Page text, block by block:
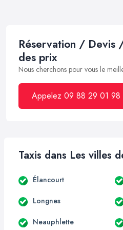
Réservation / Devis
des prix
Nous cherchons pour vous le
Appelez 09 88 29 01 98
Taxis dans Les villes
Élancourt
Longnes
Neauphlette